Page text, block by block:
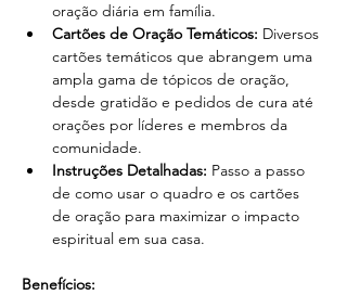
oração diária em família.
Cartões de Oração Temáticos: Diversos
cartões temáticos que abrangem uma
ampla gama de tópicos de oração,
desde gratidão e pedidos de cura até
orações por líderes e membros da
comunidade.
Instruções Detalhadas: Passo a passo
de como usar o quadro e os cartões
de oração para maximizar o impacto
espiritual em sua casa.
Benefícios: